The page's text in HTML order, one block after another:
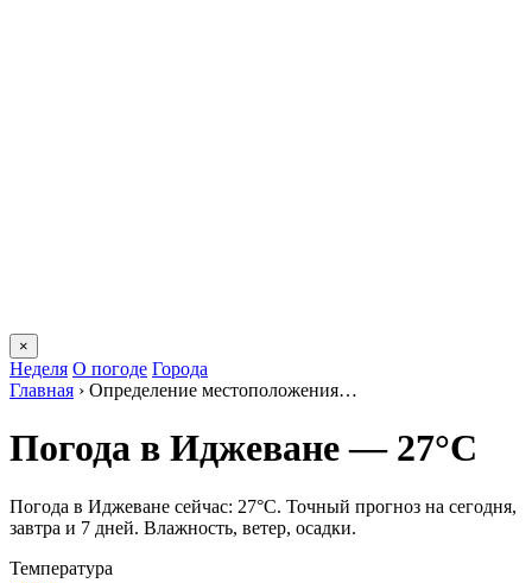
×
Неделя О погоде Города
Главная › Определение местоположения…
Погода в Иджеване — 27°C
Погода в Иджеване сейчас: 27°C. Точный прогноз на сегодня,
завтра и 7 дней. Влажность, ветер, осадки.
Температура